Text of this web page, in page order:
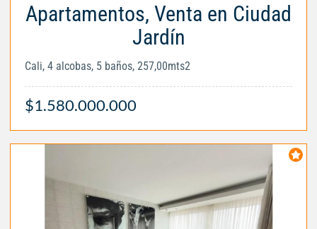
Apartamentos, Venta en Ciudad
Jardín
Cali, 4 alcobas, 5 baños, 257,00mts2
$1.580.000.000